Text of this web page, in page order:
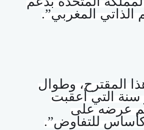
المغربي”.
المقترح، وطوال
سنة التي أعقبت
عرضه على
كأساس للتفاوض”.